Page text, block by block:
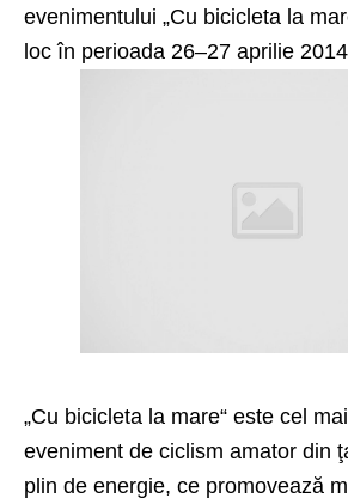
evenimentului „Cu bicicleta la
loc în perioada 26–27 aprilie
„Cu bicicleta la mare“ este cel
eveniment de ciclism amator din
plin de energie, ce promovează